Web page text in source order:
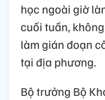
học ngoài giờ
cuối tuần,
làm gián đoạn
tại địa phương.
Bộ trưởng Bộ